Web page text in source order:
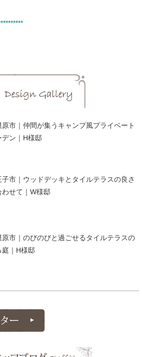
原市｜仲間が集うキャンプ風プライベート
デン｜H様邸
子市｜ウッドデッキとタイルテラスの良さ
わせて｜W様邸
原市｜のびのびと過ごせるタイルテラスの
庭｜H様邸